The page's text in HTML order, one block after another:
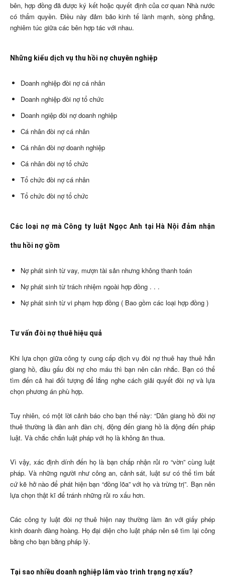
bên, hợp đồng đã được ký kết hoặc quyết định của cơ quan Nhà nước
có thẩm quyền. Điều này đảm bảo kinh tế lành mạnh, sòng phẳng,
nghiêm túc giữa các bên hợp tác với nhau.
Những kiểu dịch vụ thu hồi nợ chuyên nghiệp
Doanh nghiệp đòi nợ cá nhân
Doanh nghiệp đòi nợ tổ chức
Doanh ngiệp đòi nợ doanh nghiệp
Cá nhân đòi nợ cá nhân
Cá nhân đòi nợ doanh nghiệp
Cá nhân đòi nợ tổ chức
Tổ chức đòi nợ cá nhân
Tổ chức đòi nợ tổ chức
Các loại nợ mà Công ty luật Ngọc Anh tại Hà Nội đảm nhận
thu hồi nợ gồm
Nợ phát sinh từ vay, mượn tài sản nhưng không thanh toán
Nợ phát sinh từ trách nhiệm ngoài hợp đồng . . .
Nợ phát sinh từ vi phạm hợp đồng ( Bao gồm các loại hợp đồng )
Tư vấn đòi nợ thuê hiệu quả
Khi lựa chọn giữa công ty cung cấp dịch vụ đòi nợ thuê hay thuê hẳn
giang hồ, đầu gấu đòi nợ cho máu thì bạn nên cân nhắc. Bạn có thể
tìm đến cả hai đối tượng để lắng nghe cách giải quyết đòi nợ và lựa
chọn phương án phù hợp.
Tuy nhiên, có một lời cảnh báo cho bạn thế này: “Dân giang hồ đòi nợ
thuê thường là đàn anh đàn chị, động đến giang hồ là động đến pháp
luật. Và chắc chắn luật pháp với họ là không ăn thua.
Vì vậy, xác định dính đến họ là bạn chấp nhận rủi ro “vờn” cùng luật
pháp. Và những người như công an, cảnh sát, luật sư có thể tìm bất
cứ kẽ hở nào để phát hiện bạn “đồng lõa” với họ và trừng trị”. Bạn nên
lựa chọn thật kĩ để tránh những rủi ro xấu hơn.
Các công ty luật đòi nợ thuê hiện nay thường làm ăn với giấy phép
kinh doanh đàng hoàng. Họ đại diện cho luật pháp nên sẽ tìm lại công
bằng cho bạn bằng pháp lý.
Tại sao nhiều doanh nghiệp lâm vào trình trạng nợ xấu?